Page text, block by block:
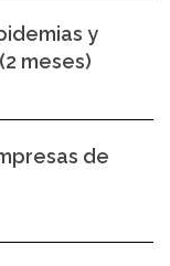
y
meses)
de